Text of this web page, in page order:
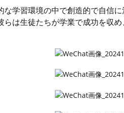
学習環境の中で創造的で自信
は生徒たちが学業で成功を収